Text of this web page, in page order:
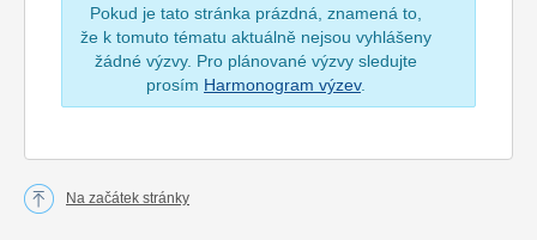
Pokud je tato stránka prázdná, znamená to,
že k tomuto tématu aktuálně nejsou vyhlášeny
žádné výzvy. Pro plánované výzvy sledujte
prosím Harmonogram výzev.
Na začátek stránky